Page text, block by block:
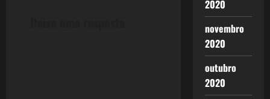
2020
novembro
2020
outubro
2020